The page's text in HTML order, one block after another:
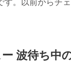
。以前からチ
波待ち中